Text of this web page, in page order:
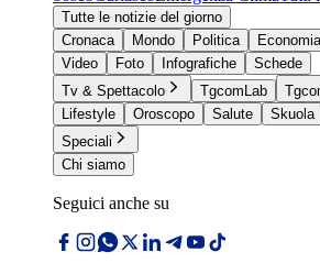
Tutte le notizie del giorno
Cronaca
Mondo Politica Economia
Video
Foto Infografiche
Schede
Tv & Spettacolo
TgcomLab
Lifestyle
Oroscopo Salute Skuola
Speciali
Chi siamo
Seguici anche su